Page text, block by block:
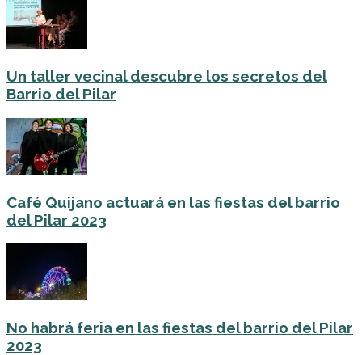
Un taller vecinal descubre los secretos del
Barrio del Pilar
Café Quijano actuará en las fiestas del barrio
del Pilar 2023
No habrá feria en las fiestas del barrio del Pilar
2023